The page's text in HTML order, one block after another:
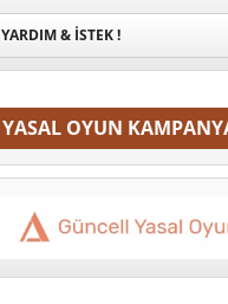
YARDIM & İSTEK !
YASAL OYUN